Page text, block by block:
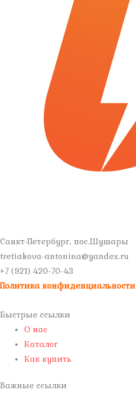
Санкт-Петербург, пос.Шушары
tretiakova-antonina@yandex.ru
+7 (921) 420-70-43
Политика конфиденциальности
Быстрые ссылки
О нас
Каталог
Как купить
Важные ссылки